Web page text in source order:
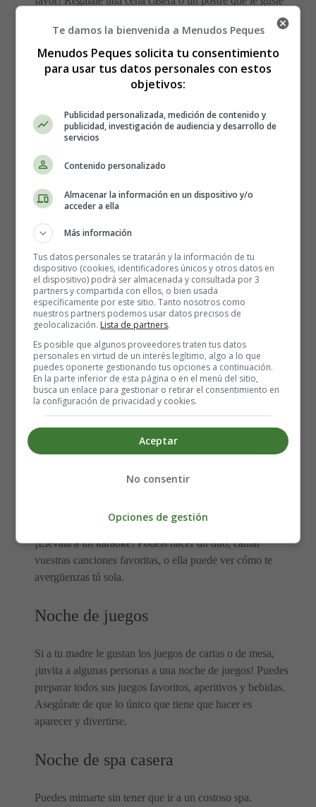
guinda del pastel? Lava los platos después.
Yoga madre-hija
Como una versión adulta de "mamá y yo", pasad el Día
de la Madre en una divertida clase juntas. Ella se sentirá
relajada y con energía, por no mencionar que suele haber
grandes ofertas y descuentos para las madres en el Día de
la Madre.
Si tu madre es del tipo aventurero, planifica algo
divertido para hacer juntas al aire libre. Puede ser una
excursión de una tarde o una acampada completa.
Incluso existe el glamping para las madres a las que les
gusta ver la naturaleza, pero que no quieren estar
necesariamente cerca de ella.
Juegos deportivos
Si a tu madre le gustan los deportes aunque sea un poco,
ir a un partido siempre es divertido. Os dará algo
interesante que ver (y gritar), pero podréis seguir
¡Llévala a un karaoke! Podéis hacer un dúo, cantar
vuestras canciones favoritas, o ella puede ver cómo te
avergüenzas tú sola.
Noche de juegos
Si a tu madre le gustan los juegos de cartas o de mesa,
¡invita a algunas personas a una noche de juegos! Puedes
preparar todos sus juegos favoritos, aperitivos y bebidas.
Asegúrate de que lo único que tiene que hacer es
aparecer y divertirse.
Noche de spa casera
Puedes mimarte sin tener que ir a un costoso spa.
Te damos la bienvenida a Menudos Peques
Menudos Peques solicita tu consentimiento
para usar tus datos personales con estos
objetivos:
Publicidad personalizada, medición de contenido y
publicidad, investigación de audiencia y desarrollo de
servicios
Contenido personalizado
Almacenar la información en un dispositivo y/o
acceder a ella
Más información
Tus datos personales se tratarán y la información de tu
dispositivo (cookies, identificadores únicos y otros datos en
el dispositivo) podrá ser almacenada y consultada por 3
partners y compartida con ellos, o bien usada
específicamente por este sitio. Tanto nosotros como
nuestros partners podemos usar datos precisos de
geolocalización. Lista de partners.
Es posible que algunos proveedores traten tus datos
personales en virtud de un interés legítimo, algo a lo que
puedes oponerte gestionando tus opciones a continuación.
En la parte inferior de esta página o en el menú del sitio,
busca un enlace para gestionar o retirar el consentimiento en
la configuración de privacidad y cookies.
Aceptar
No consentir
Opciones de gestión